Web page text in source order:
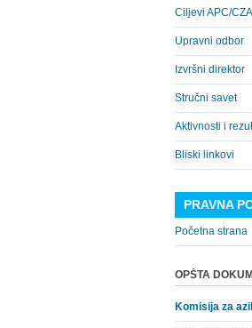
Ciljevi APC/CZA
Upravni odbor
Izvršni direktor
Stručni savet
Aktivnosti i
Bliski linkovi
PRAVNA
Početna strana
OPŠTA
Komisija za azil